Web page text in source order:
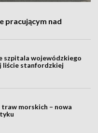
pracującym nad
szpitala wojewódzkiego
liście stanfordzkiej
morskich – nowa